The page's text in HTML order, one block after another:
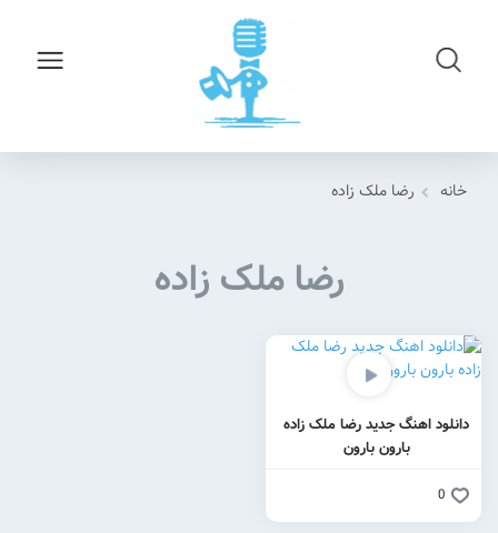
خانه رضا ملک زاده
رضا ملک زاده
دانلود اهنگ جدید رضا ملک زاده
بارون بارون
0